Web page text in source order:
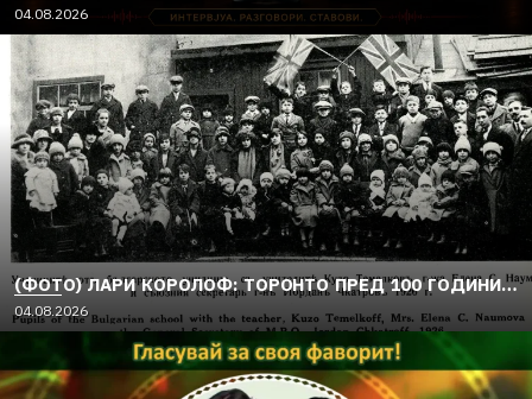
04.08.2026
(ФОТО) ЛАРИ КОРОЛОФ: ТОРОНТО ПРЕД 100 ГОДИНИ…
04.08.2026